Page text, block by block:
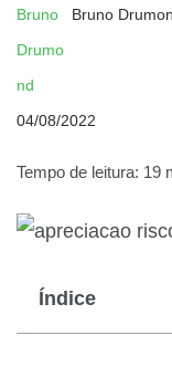
Bruno
04/08/2022
Tempo de leitura: 19
Índice